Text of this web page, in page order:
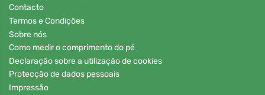
Contacto
Termos e Condições
Sobre nós
Como medir o comprimento do pé
Declaração sobre a utilização de cookies
Protecção de dados pessoais
Impressão